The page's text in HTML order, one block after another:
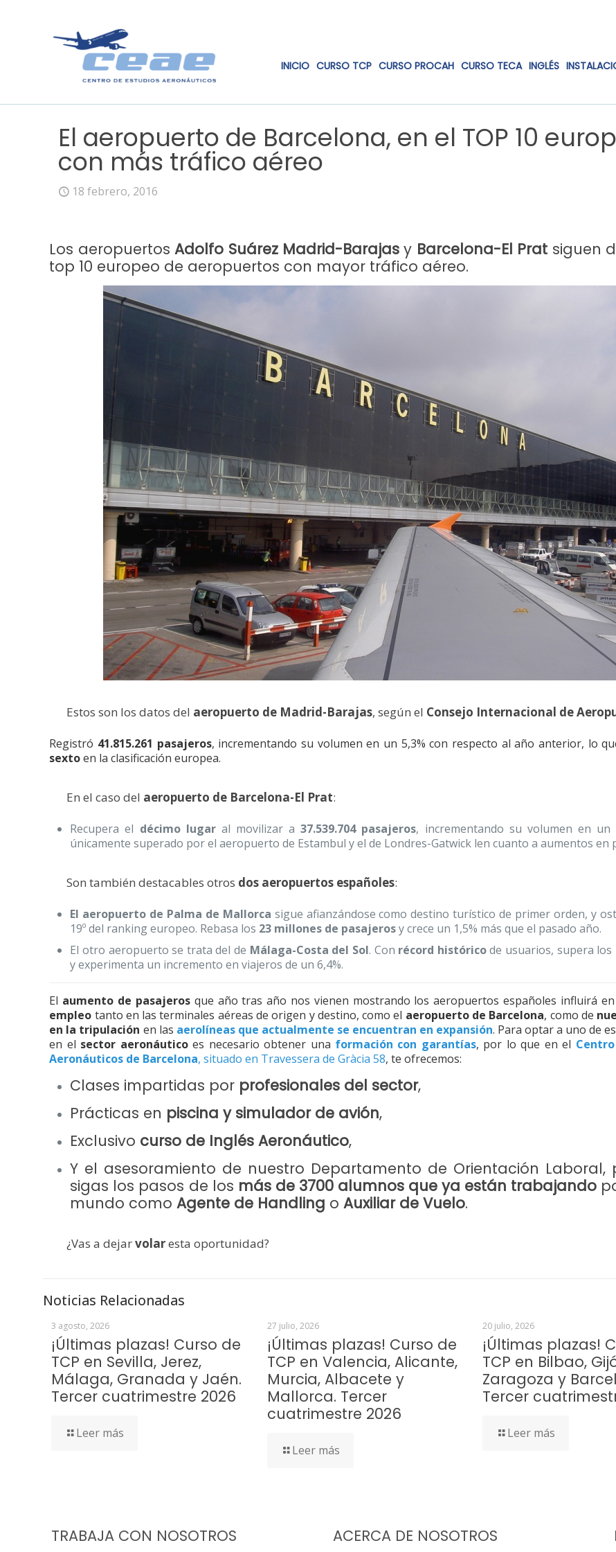
INICIO CURSO TCP CURSO PROCAH CURSO TECA INGLÉS
El aeropuerto de Barcelona, en el TOP 10
con más tráfico aéreo
18 febrero, 2016
Los aeropuertosAdolfo Suárez Madrid-Barajas y Barcelona-El Prat siguen
top 10 europeo de aeropuertos con mayor tráfico aéreo.
Estos son los datos del aeropuerto de Madrid-Barajas, según el Consejo Internacional de
Registró 41.815.261 pasajeros, incrementando su volumen en un 5,3% con respecto al año anterior, lo
sextoen la clasificación europea.
En el caso del aeropuerto de Barcelona-El Prat:
Recupera el décimo lugaral movilizar a37.539.704 pasajeros, incrementando su volumen en un
únicamente superado por el aeropuerto de Estambul y el de Londres-Gatwick len cuanto a aumentos en
Son también destacables otros dos aeropuertos españoles:
El aeropuerto de Palma de Mallorca sigue afianzándose como destino turístico de primer orden, y
19º del ranking europeo. Rebasa los 23 millones de pasajerosy crece un 1,5% más que el pasado año.
El otro aeropuerto se trata del de Málaga-Costa del Sol. Con récord históricode usuarios, supera los
y experimenta un incremento en viajeros de un 6,4%.
El aumento de pasajeros que año tras año nos vienen mostrando los aeropuertos españoles influirá en
empleo tanto en las terminales aéreas de origen y destino, como el aeropuerto de Barcelona, como de
en la tripulación en las aerolíneas que actualmente se encuentran en expansión. Para optar a uno de
en el sector aeronáuticoes necesario obtener una formación con garantías, por lo que en el
Aeronáuticos de Barcelona, situado en Travessera de Gràcia 58, te ofrecemos:
Clases impartidas por profesionales del sector,
Prácticas en piscina y simulador de avión,
Exclusivo curso de Inglés Aeronáutico,
Y el asesoramiento de nuestro Departamento de Orientación Laboral,
sigas los pasos de los más de 3700 alumnos que ya están trabajando
mundo comoAgente de Handling oAuxiliar de Vuelo.
¿Vas a dejarvolaresta oportunidad?
Noticias Relacionadas
3 agosto, 2026
¡Últimas plazas! Curso de
TCP en Sevilla, Jerez,
Málaga, Granada y Jaén.
Tercer cuatrimestre 2026
Leer más
27 julio, 2026
¡Últimas plazas! Curso de
TCP en Valencia, Alicante,
Murcia, Albacete y
Mallorca. Tercer
cuatrimestre 2026
Leer más
20 julio, 2026
¡Últimas plazas!
TCP en Bilbao,
Zaragoza y
Tercer
Leer más
TRABAJA CON NOSOTROS ACERCA DE NOSOTROS